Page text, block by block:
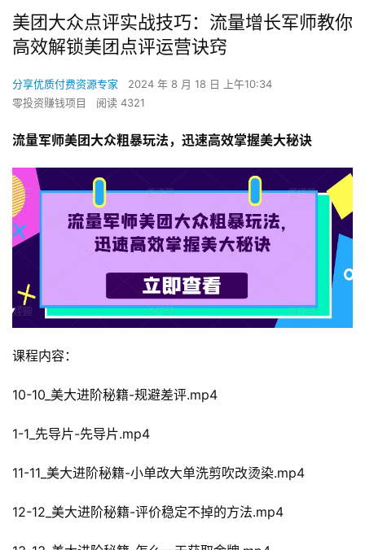
美团大众点评实战技巧：流量增长军师教你
高效解锁美团点评运营诀窍
分享优质付费资源专家
2024 年 8 月 18 日 上午10:34
零投资赚钱项目
阅读 4321
流量军师美团大众粗暴玩法，迅速高效掌握美大秘诀
课程内容：
10-10_美大进阶秘籍-规避差评.mp4
1-1_先导片-先导片.mp4
11-11_美大进阶秘籍-小单改大单洗剪吹改烫染.mp4
12-12_美大进阶秘籍-评价稳定不掉的方法.mp4